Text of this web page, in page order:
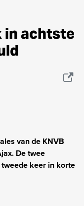
in achtste
van de KNVB
De twee
keer in korte